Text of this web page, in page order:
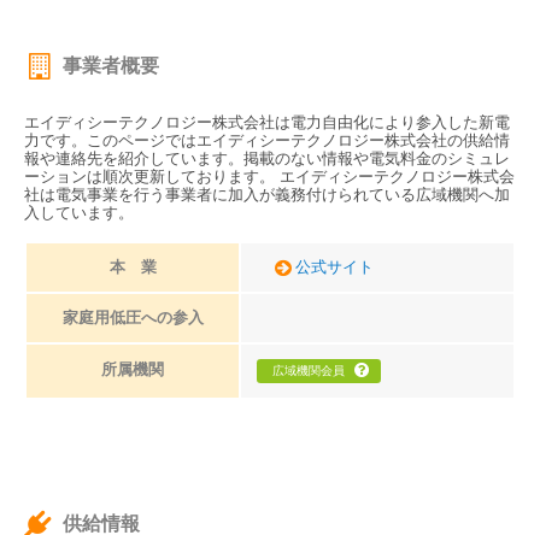
事業者概要
エイディシーテクノロジー株式会社は電力自由化により参入した新電
力です。このページではエイディシーテクノロジー株式会社の供給情
報や連絡先を紹介しています。掲載のない情報や電気料金のシミュレ
ーションは順次更新しております。 エイディシーテクノロジー株式会
社は電気事業を行う事業者に加入が義務付けられている広域機関へ加
入しています。
本 業 公式サイト
家庭用低圧への参入
所属機関 広域機関会員
供給情報